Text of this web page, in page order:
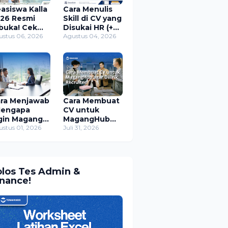
Kalla
Resmi
Cek
Jadwal,
06, 2026
Cara Menulis
Skill di CV yang
Disukai HR (+
Contoh)
Agustus 04, 2026
Menjawab
Magang
01, 2026
Cara Membuat
CV untuk
MagangHub
agar Dilirik
Juli 31, 2026
Tes Admin &